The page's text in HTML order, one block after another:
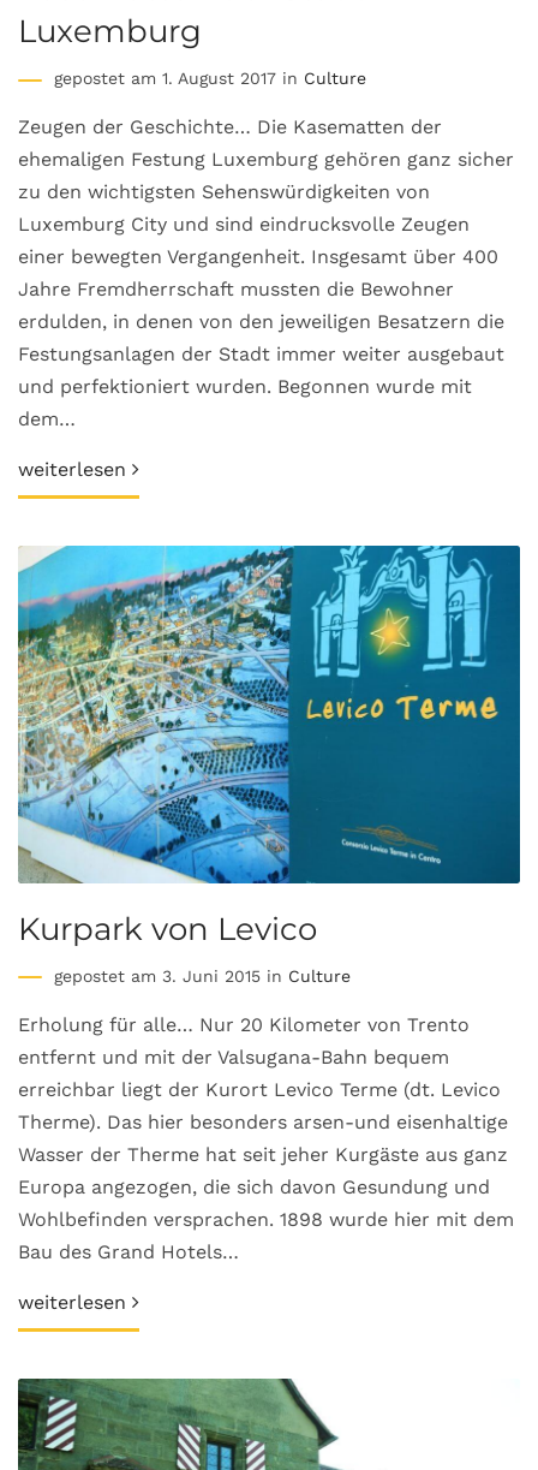
Luxemburg
gepostet am 1. August 2017 in Culture
Zeugen der Geschichte… Die Kasematten der
ehemaligen Festung Luxemburg gehören ganz sicher
zu den wichtigsten Sehenswürdigkeiten von
Luxemburg City und sind eindrucksvolle Zeugen
einer bewegten Vergangenheit. Insgesamt über 400
Jahre Fremdherrschaft mussten die Bewohner
erdulden, in denen von den jeweiligen Besatzern die
Festungsanlagen der Stadt immer weiter ausgebaut
und perfektioniert wurden. Begonnen wurde mit
dem…
weiterlesen
Kurpark von Levico
gepostet am 3. Juni 2015 in Culture
Erholung für alle… Nur 20 Kilometer von Trento
entfernt und mit der Valsugana-Bahn bequem
erreichbar liegt der Kurort Levico Terme (dt. Levico
Therme). Das hier besonders arsen-und eisenhaltige
Wasser der Therme hat seit jeher Kurgäste aus ganz
Europa angezogen, die sich davon Gesundung und
Wohlbefinden versprachen. 1898 wurde hier mit dem
Bau des Grand Hotels…
weiterlesen